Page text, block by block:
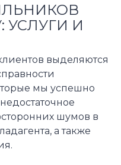
И
выделяются
мы успешно
шумов в
а также